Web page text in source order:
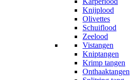
Knijplood
Olivettes
Schuiflood
Zeelood
Vistangen
Kniptangen
Krimp tangen
Onthaaktangen